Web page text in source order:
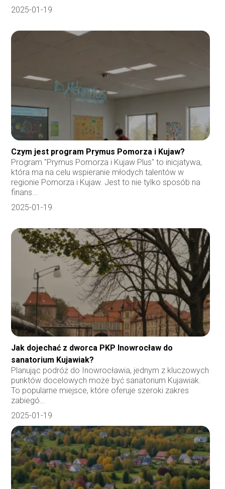
2025-01-19
Czym jest program Prymus Pomorza i Kujaw?
Program "Prymus Pomorza i Kujaw Plus" to inicjatywa,
która ma na celu wspieranie młodych talentów w
regionie Pomorza i Kujaw. Jest to nie tylko sposób na
finans...
2025-01-19
Jak dojechać z dworca PKP Inowrocław do
sanatorium Kujawiak?
Planując podróż do Inowrocławia, jednym z kluczowych
punktów docelowych może być sanatorium Kujawiak.
To popularne miejsce, które oferuje szeroki zakres
zabiegó...
2025-01-19